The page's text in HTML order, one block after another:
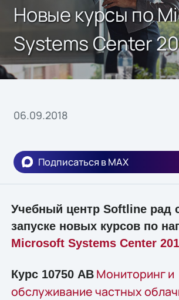
Новые курсы по
Systems Center
06.09.2018
Подписаться в MAX
Учебный центр Softline рад
запуске новых курсов по
Microsoft Systems Center
Курс 10750 AB Мониторинг и
обслуживание частных